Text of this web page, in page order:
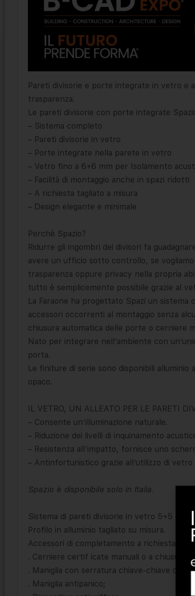
Pareti divisorie e porte integrate in vetro e
trasparenza.
Le pareti divisorie con porte integrate
– Sistema completo
– Pareti divisorie in vetro
– Porte integrate nella parete in vetro
– Vetro fino a 6+6 mm per Isolamento
– Facilità di montaggio anche in spazi ridotti
– A richiesta tagliato a misura
– Design elegante e minimale
Perchè Spazio?
Ridurre gli ingombri dei divisori fa
avere un ufficio sotto controllo, se
trasparenza oppure privacy nella propria
tutto è semplicemente possibile grazie al
La Faraone ha progettato Spazi un
accessori occorrenti al montaggio senza
chiusura automatica delle porte o cerniere
Nato per integrare nell’ambiente con
porta.
Le finiture di serie sono disponibili
opaco.
IL VETRO, UN ALLEATO PER LE PARETI
– Consente un’illuminazione naturale.
– Riduzione dei livelli di inquinamento
– Resistenza all’impatto, fornisce uno
– Antinfortunistico grazie all’utilizzo di
Spazio è disponibile solo in Italia.
Sistema di pareti divisorie in vetro 5+5 o
Profilo in alluminio tagliato su misura.
Accessori di completamento a richiesta:
. Cerniere certif icate manuali o a chiusura
. Maniglia con serratura chiave-chiave o
. Maniglia antipanico;